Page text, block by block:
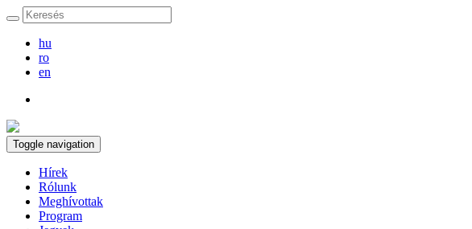
hu
ro
en
Toggle navigation
Hírek
Rólunk
Meghívottak
Program